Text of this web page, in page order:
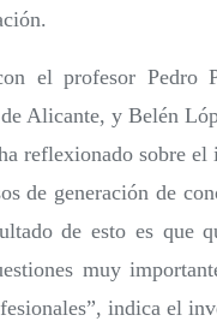
el profesor Pedro
Alicante, y Belén
reflexionado sobre
de generación de
de esto es que
muy
indica el